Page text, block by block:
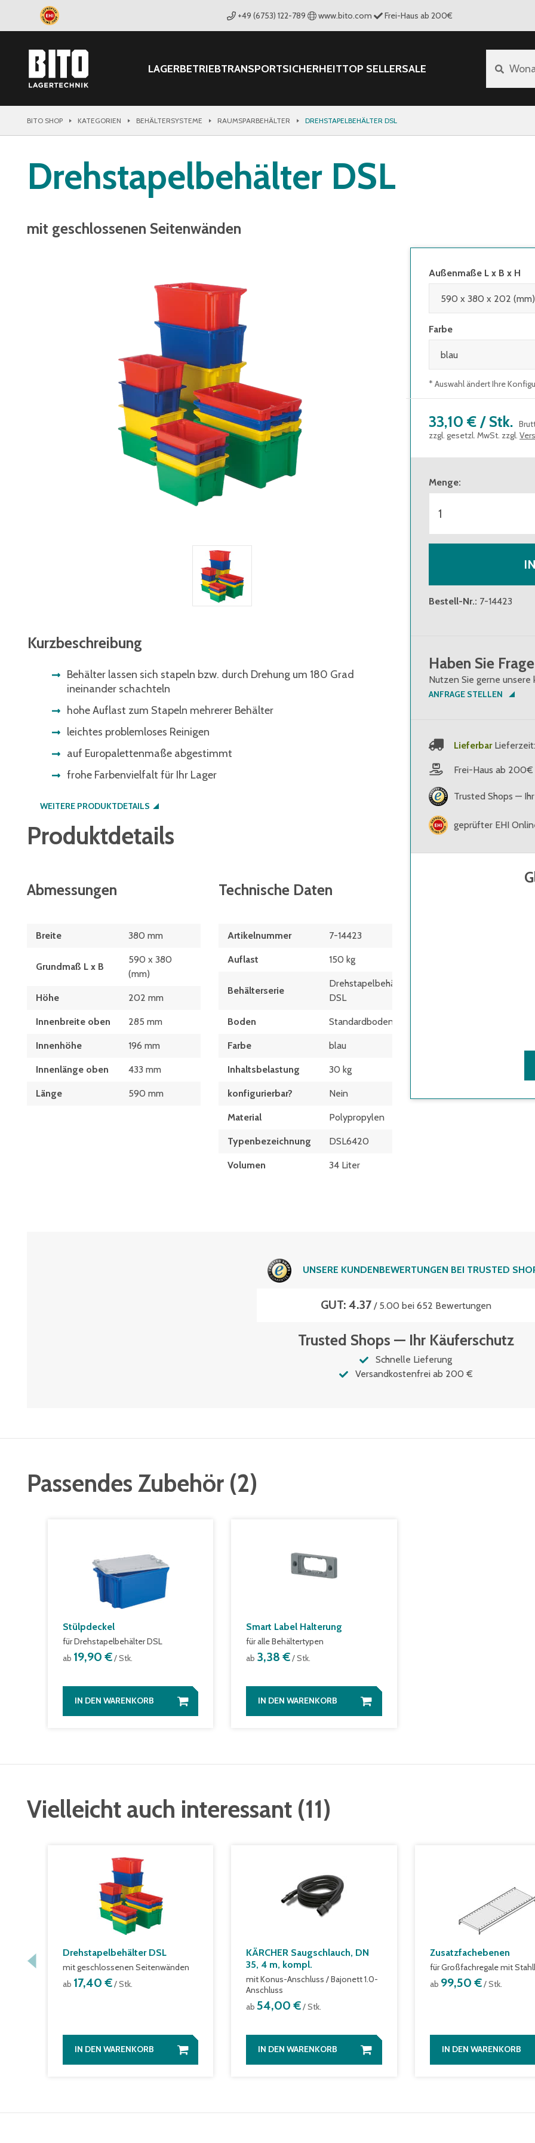
+49 (6753) 122-789 www.bito.com Frei-Haus ab 200€
LAGERBETRIEBTRANSPORTSICHERHEITTOP SELLERSALE
BITO SHOP KATEGORIEN BEHÄLTERSYSTEME RAUMSPARBEHÄLTER DREHSTAPELBEHÄLTER DSL
Drehstapelbehälter DSL
mit geschlossenen Seitenwänden
Kurzbeschreibung
Behälter lassen sich stapeln bzw. durch Drehung um 180 Grad
ineinander schachteln
hohe Auflast zum Stapeln mehrerer Behälter
leichtes problemloses Reinigen
auf Europalettenmaße abgestimmt
frohe Farbenvielfalt für Ihr Lager
WEITERE PRODUKTDETAILS
Produktdetails
Abmessungen
Breite 380 mm
Grundmaß L x B
590 x 380
(mm)
Höhe 202 mm
Innenbreite oben 285 mm
Innenhöhe 196 mm
Innenlänge oben 433 mm
Länge 590 mm
Technische Daten
Artikelnummer 7-14423
Auflast 150 kg
Behälterserie
Drehstapelbehälter
DSL
Boden Standardboden
Farbe blau
Inhaltsbelastung 30 kg
konfigurierbar? Nein
Material Polypropylen
Typen­be­zeich­nung DSL6420
Volumen 34 Liter
Außenmaße L x B x H
Farbe
* Auswahl ändert Ihre
33,10 € / Stk.
zzgl. gesetzl. MwSt. zzgl.
Menge:
Bestell-Nr.: 7-14423
Haben Sie
Nutzen Sie gerne unsere
ANFRAGE STELLEN
Lieferbar
Frei-Haus ab 200€
Trusted Shops —
geprüfter EHI
UNSERE KUNDENBEWERTUNGEN BEI TRUSTED
GUT: 4.37/ 5.00 bei 652 Bewertungen
Trusted Shops — Ihr Käuferschutz
Schnelle Lieferung
Versandkostenfrei ab 200 €
Passendes Zubehör (2)
Stülpdeckel
für Drehstapelbehälter DSL
ab 19,90 €/ Stk.
IN DEN WARENKORB
Smart Label Halterung
für alle Behältertypen
ab 3,38 €/ Stk.
IN DEN WARENKORB
Vielleicht auch interessant (11)
Drehstapelbehälter DSL
mit geschlossenen Seitenwänden
ab 17,40 €/ Stk.
IN DEN WARENKORB
KÄRCHER Saugschlauch, DN
35, 4 m, kompl.
mit Konus-Anschluss / Bajonett 1.0-
Anschluss
ab54,00 €/ Stk.
IN DEN WARENKORB
Zusatzfachebenen
für Großfachregale mit
ab 99,50 €/ Stk.
IN DEN WARENKORB